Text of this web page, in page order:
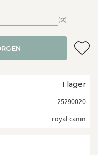
st
Lägg
I lager
25290020
royal canin